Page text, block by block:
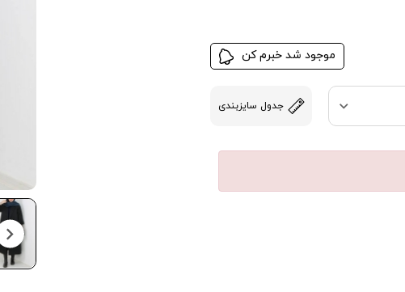
موجود شد خبرم کن
جدول سایزبندی